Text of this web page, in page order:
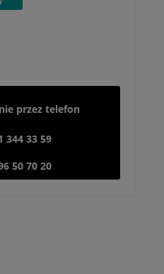
przez telefon
344 33 59
50 70 20